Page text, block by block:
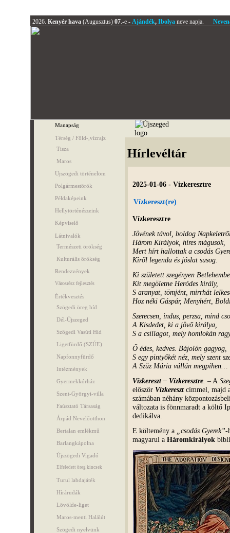
2026. Kenyér hava(Augusztus)07.-e -Ajándék,Ibolya neve napja.
Manapság
Térség / Föld-,vízrajz
Tisza
Maros
Ujszögedi történelöm
Polgármestörök
Példaképeink
Hellytörténészeink
Képviselő
Látnivalók
Természeti örökség
Kulturális örökség
Rendezvények
Városrész fejlesztés
Értékvesztés
Szögedi öreg híd
Dél-Újszeged
Szögedi Vasúti Híd
Ligetfürdő (SZÚE)
Napfonnyfürdő
Intézmények
Gyermekkórház
Szent-Györgyi-villa
Faúsztató Társaság
Árpád Nevelőotthon
Bertalan emlékmű
Barlangkápolna
Újszögedi Vigadó
Elfeledett öreg kincsek
Turul labdajáték
Hírárudák
Lövölde-liget
Maros-menti Halálút
Szögedi nyelvünk
Hírlevéltár
2025-01-06 - Vízkeresztre
Vízkereszt(re)
Vízkeresztre
Jövének távol, boldog
Három Királyok, híres mágusok,
Mert hírt hallottak a csodás
Kiről legenda és jóslat susog.
Ki született szegényen
Kit megöletne Heródes király,
S aranyat, tömjént, mirrhát
Hoz néki Gáspár, Menyhért,
Szerecsen, indus, perzsa, mind
A Kisdedet, ki a jövő királya,
S a csillagot, mely homlokán
Ő édes, kedves. Bájolón gagyog,
S egy pintyőkét néz, mely szent
A Szüz Mária vállán megpihen…
Vízkereszt – Vízkeresztre .– A
először Vízkeresztcímmel, majd
számában néhány
változata is fönnmaradt a költő
dedikálva.
E költemény a
„csodás Gyerek”-
magyarul aHáromkirályok